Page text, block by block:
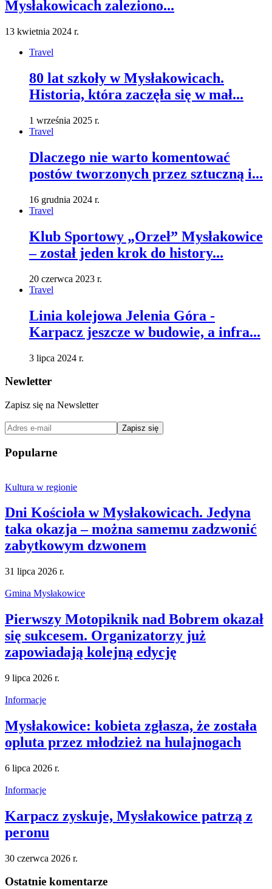
Mysłakowicach zaleziono...
13 kwietnia 2024 r.
Travel
80 lat szkoły w Mysłakowicach.
Historia, która zaczęła się w mał...
1 września 2025 r.
Travel
Dlaczego nie warto komentować
postów tworzonych przez sztuczną i...
16 grudnia 2024 r.
Travel
Klub Sportowy „Orzeł” Mysłakowice
– został jeden krok do history...
20 czerwca 2023 r.
Travel
Linia kolejowa Jelenia Góra -
Karpacz jeszcze w budowie, a infra...
3 lipca 2024 r.
Newletter
Zapisz się na Newsletter
Zapisz się
Popularne
Kultura w regionie
Dni Kościoła w Mysłakowicach. Jedyna
taka okazja – można samemu zadzwonić
zabytkowym dzwonem
31 lipca 2026 r.
Gmina Mysłakowice
Pierwszy Motopiknik nad Bobrem okazał
się sukcesem. Organizatorzy już
zapowiadają kolejną edycję
9 lipca 2026 r.
Informacje
Mysłakowice: kobieta zgłasza, że została
opluta przez młodzież na hulajnogach
6 lipca 2026 r.
Informacje
Karpacz zyskuje, Mysłakowice patrzą z
peronu
30 czerwca 2026 r.
Ostatnie komentarze